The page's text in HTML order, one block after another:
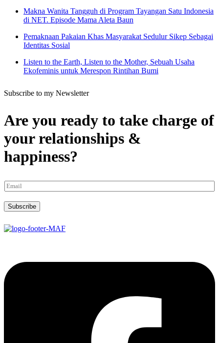
Makna Wanita Tangguh di Program Tayangan Satu Indonesia
di NET. Episode Mama Aleta Baun
Pemaknaan Pakaian Khas Masyarakat Sedulur Sikep Sebagai
Identitas Sosial
Listen to the Earth, Listen to the Mother, Sebuah Usaha
Ekofeminis untuk Merespon Rintihan Bumi
Subscribe to my Newsletter
Are you ready to take charge of
your relationships &
happiness?
Subscribe